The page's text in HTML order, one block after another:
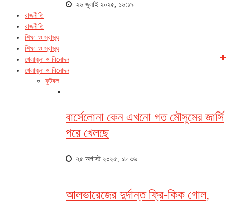
২৬ জুলাই ২০২৫, ১৬:১৯
রাজনীতি
রাজনীতি
শিক্ষা ও স্বাস্থ্য
শিক্ষা ও স্বাস্থ্য
খেলাধুলা ও বিনোদন
খেলাধুলা ও বিনোদন
ফুটবল
বার্সেলোনা কেন এখনো গত মৌসুমের জার্সি
পরে খেলছে
২৫ অগাস্ট ২০২৫, ১৮:৩৬
আলভারেজের দুর্দান্ত ফ্রি-কিক গোল,